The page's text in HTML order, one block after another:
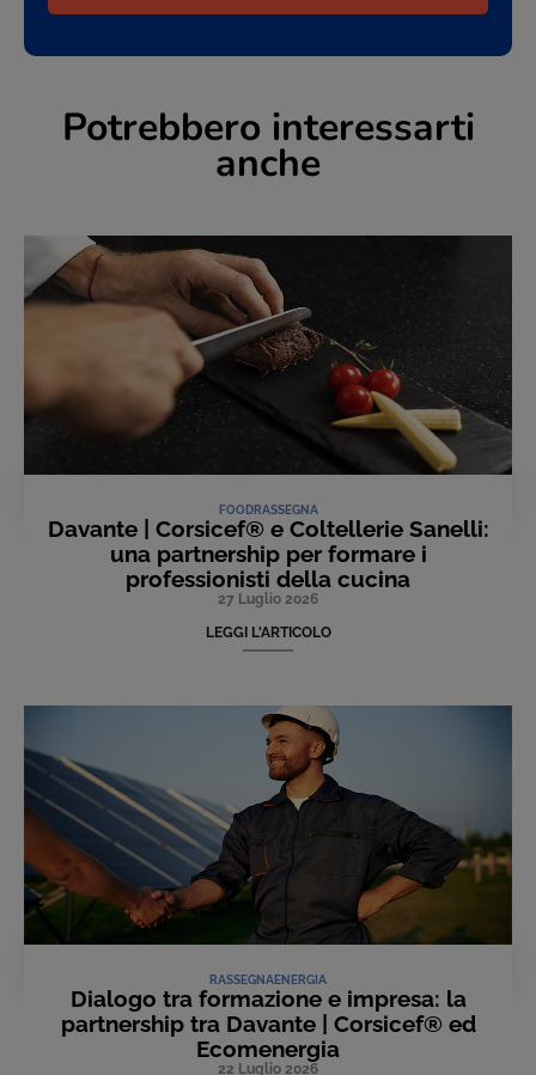
Potrebbero interessarti
anche
FOODRASSEGNA
Davante | Corsicef® e Coltellerie Sanelli:
una partnership per formare i
professionisti della cucina
27 Luglio 2026
LEGGI L'ARTICOLO
RASSEGNAENERGIA
Dialogo tra formazione e impresa: la
partnership tra Davante | Corsicef® ed
Ecomenergia
22 Luglio 2026